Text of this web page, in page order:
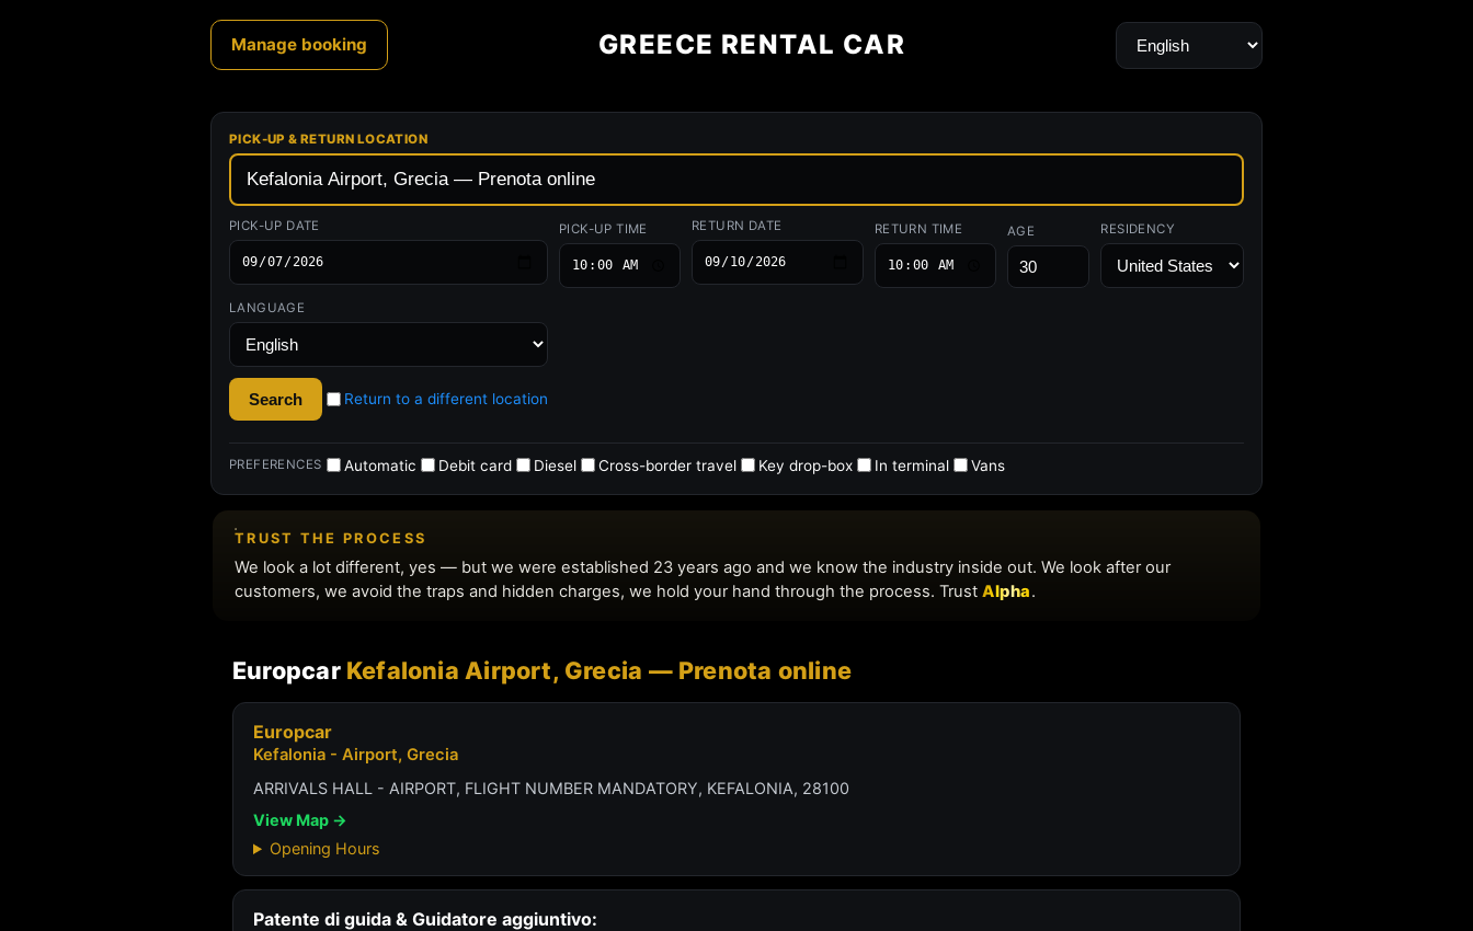
Europcar Kefalonia Airport, Grecia — Prenota online
Europcar
Kefalonia - Airport, Grecia
ARRIVALS HALL - AIRPORT, FLIGHT NUMBER MANDATORY, KEFALONIA, 28100
View Map →
Opening Hours
Patente di guida & Guidatore aggiuntivo: